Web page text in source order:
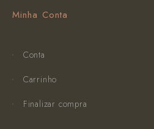
Minha Conta
Conta
Carrinho
Finalizar compra